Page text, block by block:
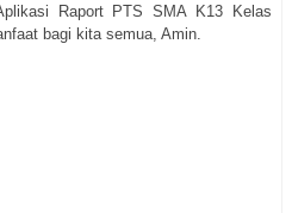
Raport PTS SMA K13 Kelas
bagi kita semua, Amin.